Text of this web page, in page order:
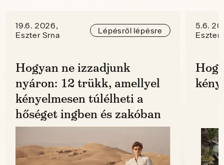
19.6. 2026,
Eszter Srna
Lépésről lépésre
Hogyan ne izzadjunk
nyáron: 12 trükk, amellyel
kényelmesen túlélheti a
hőséget ingben és zakóban
5.6.
Eszter